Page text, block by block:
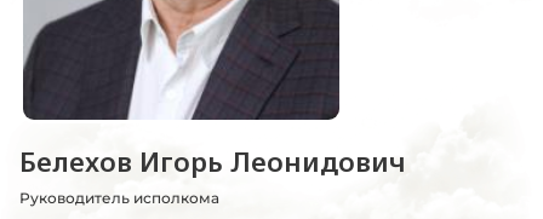
Белехов Игорь Леонидович
Руководитель исполкома